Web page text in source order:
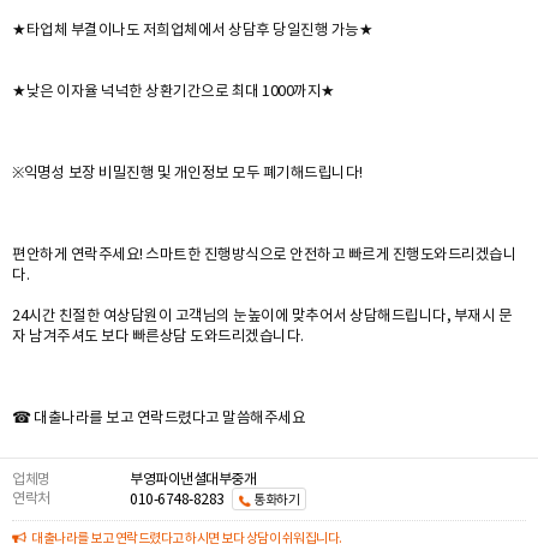
★타업체 부결이나도 저희업체에서 상담후 당일진행 가능★
★낮은 이자율 넉넉한 상환기간으로 최대 1000까지★
※익명성 보장 비밀진행 및 개인정보 모두 폐기해드립니다!
편안하게 연락주세요! 스마트한 진행방식으로 안전하고 빠르게 진행도와드리겠습니
다.
24시간 친절한 여상담원이 고객님의 눈높이에 맞추어서 상담해드립니다, 부재시 문
자 남겨주셔도 보다 빠른상담 도와드리겠습니다.
☎ 대출나라를 보고 연락드렸다고 말씀해주세요
업체명
부영파이낸셜대부중개
연락처
010-6748-8283 통화하기
대출나라를 보고 연락드렸다고 하시면 보다 상담이 쉬워집니다.